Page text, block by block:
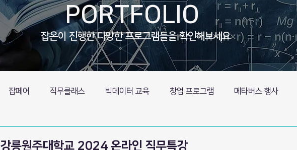
PORTFOLIO
잡온이 진행한 다양한 프로그램들을 확인해보세요
잡페어 직무클래스 빅데이터 교육 창업 프로그램 메타버스 행사
강릉원주대학교 2024 온라인 직무특강